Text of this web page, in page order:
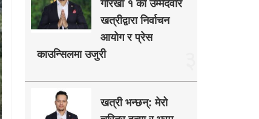
गोरखा १ का उम्मेदवार
खत्रीद्वारा निर्वाचन
आयोग र प्रेस
काउन्सिलमा उजुरी
खत्री भन्छन्: मेरो